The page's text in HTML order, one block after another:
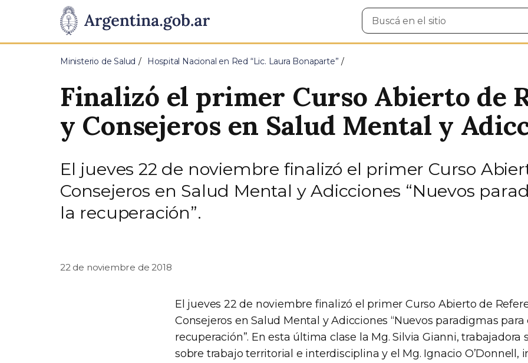
Presidencia
de
Pasar al contenido principal
Buscar
en
Ministerio de Salud Hospital Nacional en Red “Lic. Laura Bonaparte”
Finalizó el primer Curso Abierto de
y Consejeros en Salud Mental y
El jueves 22 de noviembre finalizó el primer Curso
Consejeros en Salud Mental y Adicciones “Nuevos
la recuperación”.
22 de noviembre de 2018
El jueves 22 de noviembre finalizó el primer Curso Abierto de
Consejeros en Salud Mental y Adicciones “Nuevos paradigmas
recuperación”. En esta última clase la Mg. Silvia Gianni, trabajadora
sobre trabajo territorial e interdisciplina y el Mg. Ignacio O’Donnell,